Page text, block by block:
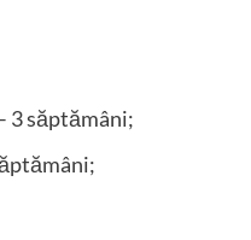
3 săptămâni;